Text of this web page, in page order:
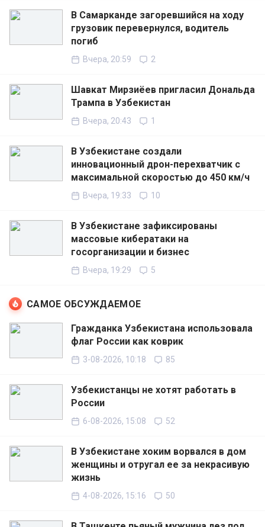
В Самарканде загоревшийся на ходу
грузовик перевернулся, водитель
погиб
Вчера, 20:59 2
Шавкат Мирзиёев пригласил Дональда
Трампа в Узбекистан
Вчера, 20:43 1
В Узбекистане создали
инновационный дрон-перехватчик с
максимальной скоростью до 450 км/ч
Вчера, 19:33 10
В Узбекистане зафиксированы
массовые кибератаки на
госорганизации и бизнес
Вчера, 19:29 5
САМОЕ ОБСУЖДАЕМОЕ
Гражданка Узбекистана использовала
флаг России как коврик
3-08-2026, 10:18 85
Узбекистанцы не хотят работать в
России
6-08-2026, 15:08 52
В Узбекистане хоким ворвался в дом
женщины и отругал ее за некрасивую
жизнь
4-08-2026, 15:16 50